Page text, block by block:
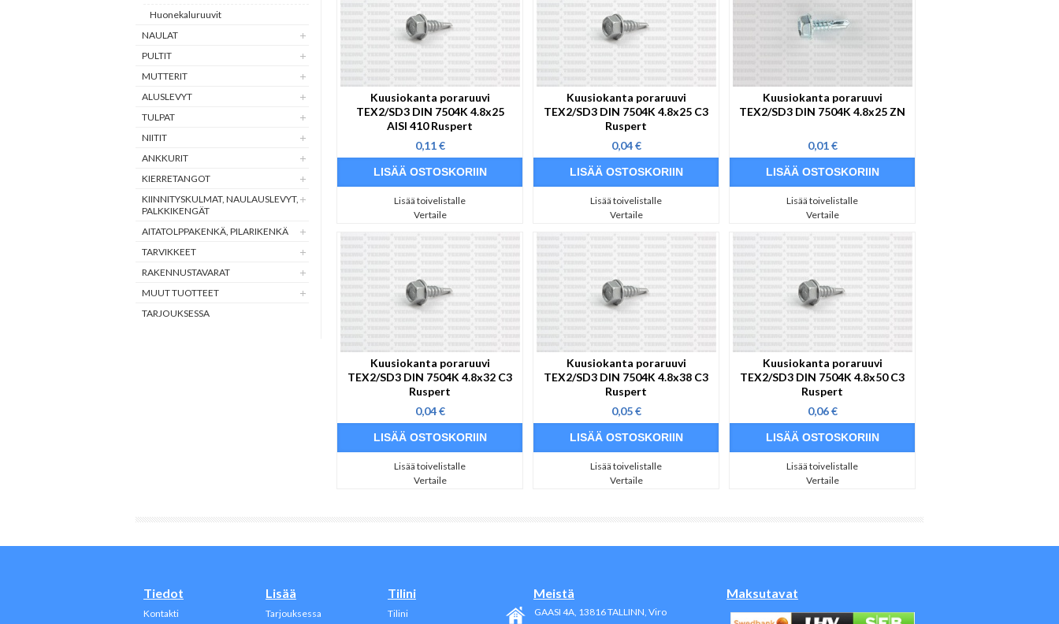
Huonekaluruuvit
NAULAT
PULTIT
MUTTERIT
ALUSLEVYT
TULPAT
NIITIT
ANKKURIT
KIERRETANGOT
KIINNITYSKULMAT, NAULAUSLEVYT,
PALKKIKENGÄT
AITATOLPPAKENKÄ, PILARIKENKÄ
TARVIKKEET
RAKENNUSTAVARAT
MUUT TUOTTEET
TARJOUKSESSA
Kuusiokanta poraruuvi
TEX2/SD3 DIN 7504K 4.8x25
AISI 410 Ruspert
0,11 €
Lisää toivelistalle
Vertaile
Kuusiokanta poraruuvi
TEX2/SD3 DIN 7504K 4.8x25 C3
Ruspert
0,04 €
Lisää toivelistalle
Vertaile
Kuusiokanta poraruuvi
TEX2/SD3 DIN 7504K 4.8x25 ZN
0,01 €
Lisää toivelistalle
Vertaile
Kuusiokanta poraruuvi
TEX2/SD3 DIN 7504K 4.8x32 C3
Ruspert
0,04 €
Lisää toivelistalle
Vertaile
Kuusiokanta poraruuvi
TEX2/SD3 DIN 7504K 4.8x38 C3
Ruspert
0,05 €
Lisää toivelistalle
Vertaile
Kuusiokanta poraruuvi
TEX2/SD3 DIN 7504K 4.8x50 C3
Ruspert
0,06 €
Lisää toivelistalle
Vertaile
Tiedot
Kontakti
Lisää
Tarjouksessa
Tilini
Tilini
Meistä
GAASI 4A, 13816TALLINN, Viro
Maksutavat